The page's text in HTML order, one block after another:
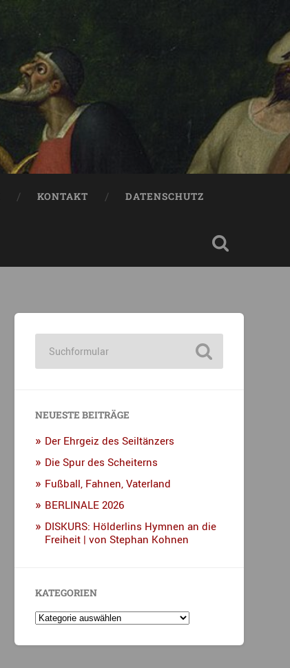
KONTAKT DATENSCHUTZ
NEUESTE BEITRÄGE
Der Ehrgeiz des Seiltänzers
Die Spur des Scheiterns
Fußball, Fahnen, Vaterland
BERLINALE 2026
DISKURS: Hölderlins Hymnen an die
Freiheit | von Stephan Kohnen
KATEGORIEN